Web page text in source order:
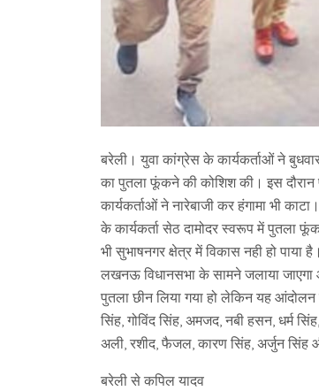
बरेली। युवा कांग्रेस के कार्यकर्ताओं ने
का पुतला फूंकने की कोशिश की। इस
कार्यकर्ताओं ने नारेबाजी कर हंगामा भी
के कार्यकर्ता सेठ दामोदर स्वरूप में पुतला
भी सुभाषनगर क्षेत्र में विकास नही हो
लखनऊ विधानसभा के सामने जलाया जाएगा
पुतला छीन लिया गया हो लेकिन यह
सिंह, गोविंद सिंह, अमजद, नबी हसन, धर्म
अली, रशीद, फैजल, कारण सिंह, अर्जुन सिंह
बरेली से कपिल यादव